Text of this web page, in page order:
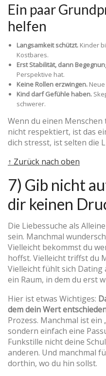
Ein paar
helfen
Langsamkeit schützt. Kinder
Kostbares.
Erst Stabilität, dann
Perspektive hat.
Keine Rollen erzwingen.
Kind darf Gefühle haben.
schwerer.
Wenn du einen
nicht respektiert, ist das
dich stresst, ist selten die
↑ Zurück nach oben
7) Gib nicht
dir keinen
Die Liebessuche als
sein. Manchmal
Vielleicht bekommst du
hoffst. Vielleicht triffst du
Vielleicht fühlt sich Dating
ein Raum, in dem du erst
Hier ist etwas Wichtiges:
dem dein Wert
Prozess. Manchmal ist
sondern einfach eine
Funkstille nicht deine
anderen. Und manchmal
dorthin, wo du hin sollst.